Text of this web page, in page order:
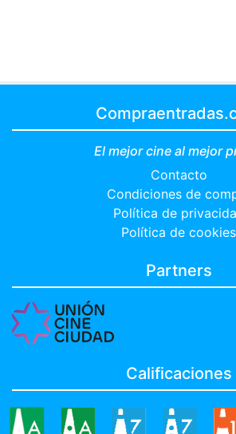
El mejor cine al mejor
Contacto
Condiciones de
Política de
Política de cookies
Partners
Calificaciones